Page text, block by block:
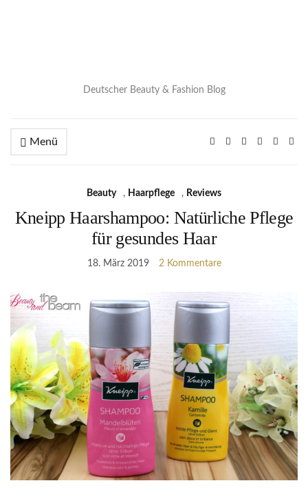
Deutscher Beauty & Fashion Blog
Menü
Beauty , Haarpflege , Reviews
Kneipp Haarshampoo: Natürliche Pflege
für gesundes Haar
18. März 2019 2 Kommentare